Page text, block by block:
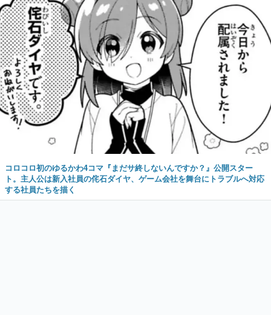
コロコロ初のゆるかわ4コマ『まだサ終しないんですか？』公開スター
ト。主人公は新入社員の侘石ダイヤ、ゲーム会社を舞台にトラブルへ対応
する社員たちを描く